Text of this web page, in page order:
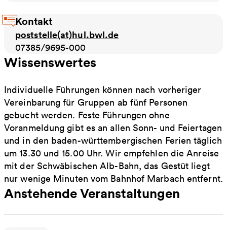
Kontakt
poststelle(at)hul.bwl.de
07385/9695-000
Wissenswertes
Individuelle Führungen können nach vorheriger
Vereinbarung für Gruppen ab fünf Personen
gebucht werden. Feste Führungen ohne
Voranmeldung gibt es an allen Sonn- und Feiertagen
und in den baden-württembergischen Ferien täglich
um 13.30 und 15.00 Uhr. Wir empfehlen die Anreise
mit der Schwäbischen Alb-Bahn, das Gestüt liegt
nur wenige Minuten vom Bahnhof Marbach entfernt.
Anstehende Veranstaltungen